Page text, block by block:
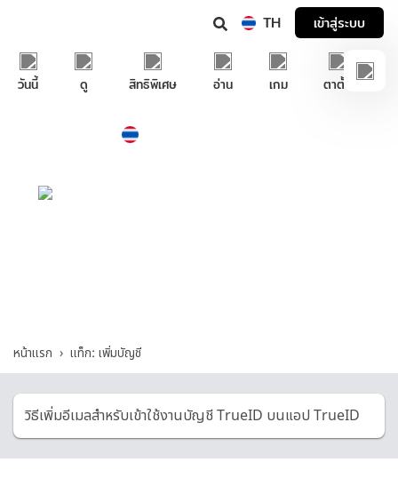
TH เข้าสู่ระบบ
วันนี้ ดู สิทธิพิเศษ อ่าน เกม ตาตั้ง
หน้าแรก แท็ก: เพิ่มบัญชี
วิธีเพิ่มอีเมลสำหรับเข้าใช้งานบัญชี TrueID บนแอป TrueID